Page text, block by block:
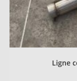
Ligne